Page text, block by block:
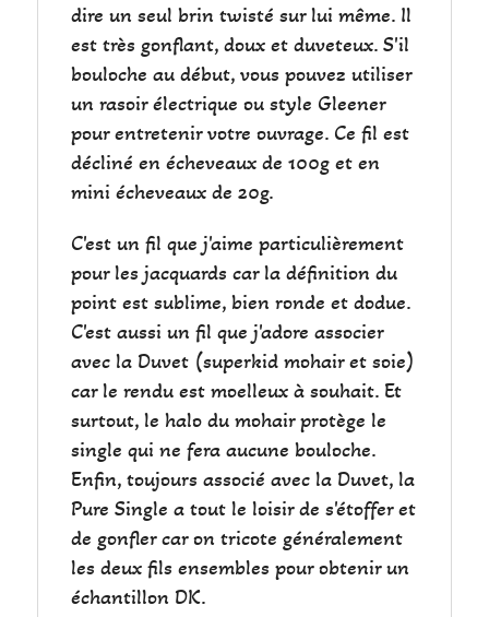
dire un seul brin twisté sur lui même. Il
est très gonflant, doux et duveteux. S'il
bouloche au début, vous pouvez utiliser
un rasoir électrique ou style Gleener
pour entretenir votre ouvrage. Ce fil est
décliné en écheveaux de 100g et en
mini écheveaux de 20g.
C'est un fil que j'aime particulièrement
pour les jacquards car la définition du
point est sublime, bien ronde et dodue.
C'est aussi un fil que j'adore associer
avec la Duvet (superkid mohair et soie)
car le rendu est moelleux à souhait. Et
surtout, le halo du mohair protège le
single qui ne fera aucune bouloche.
Enfin, toujours associé avec la Duvet, la
Pure Single a tout le loisir de s'étoffer et
de gonfler car on tricote généralement
les deux fils ensembles pour obtenir un
échantillon DK.